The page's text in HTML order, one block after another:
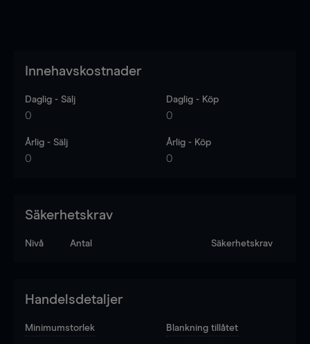
Innehavskostnader
Daglig - Sälj
0
Daglig - Köp
0
Årlig - Sälj
0
Årlig - Köp
0
Säkerhetskrav
Nivå Antal Säkerhetskrav
Handelsdetaljer
Minimumstorlek Blankning tillåtet